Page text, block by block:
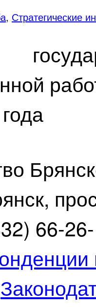
, Стратегические
66-